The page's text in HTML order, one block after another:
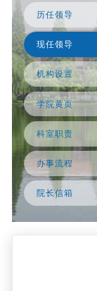
历任领导
现任领导
机构设置
学院黄页
科室职责
办事流程
院长信箱